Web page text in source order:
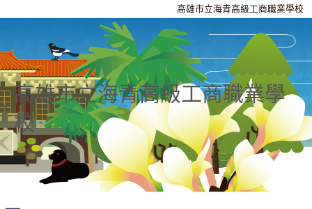
高雄市立海青高級工商職業學校
高雄市立海青高級工商職業學
校